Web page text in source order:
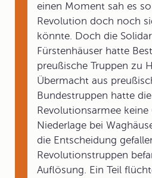
einen Moment sah es
Revolution doch noch
könnte. Doch die
Fürstenhäuser hatte
preußische Truppen zu
Übermacht aus
Bundestruppen hatte
Revolutionsarmee
Niederlage bei
die Entscheidung
Revolutionstruppen
Auflösung. Ein Teil